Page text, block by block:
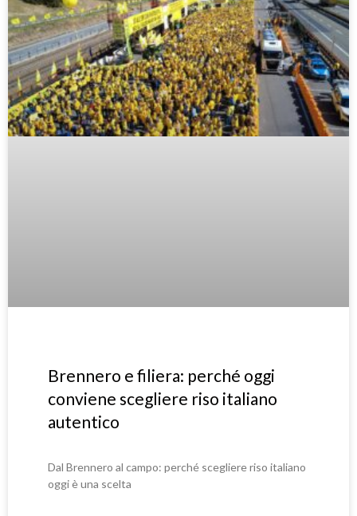
Brennero e filiera: perché oggi
conviene scegliere riso italiano
autentico
Dal Brennero al campo: perché scegliere riso italiano
oggi è una scelta